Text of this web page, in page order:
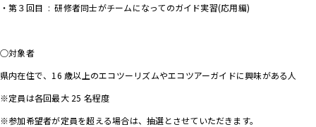
・第３回目 : 研修者同士がチームになってのガイド実習(応用編)
○対象者
県内在住で、16 歳以上のエコツーリズムやエコツアーガイドに興味がある人
※定員は各回最大 25 名程度
※参加希望者が定員を超える場合は、抽選とさせていただきます。